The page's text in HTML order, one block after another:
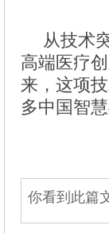
从技术
高端医疗
来，这项
多中国智
你看到此篇